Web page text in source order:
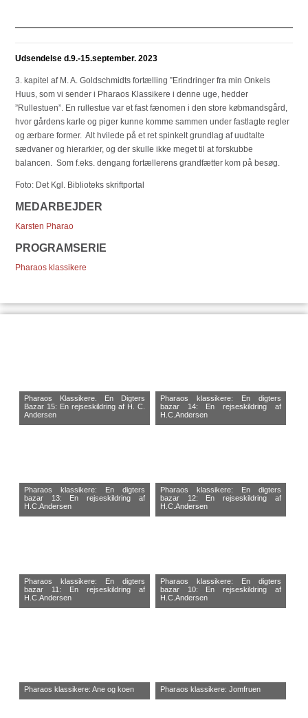
Udsendelse d.9.-15.september. 2023
3. kapitel af M. A. Goldschmidts fortælling ”Erindringer fra min Onkels
Huus, som vi sender i Pharaos Klassikere i denne uge, hedder
”Rullestuen”. En rullestue var et fast fænomen i den store købmandsgård,
hvor gårdens karle og piger kunne komme sammen under fastlagte regler
og ærbare former. Alt hvilede på et ret spinkelt grundlag af uudtalte
sædvaner og hierarkier, og der skulle ikke meget til at forskubbe
balancen. Som f.eks. dengang fortællerens grandfætter kom på besøg.
Foto: Det Kgl. Biblioteks skriftportal
MEDARBEJDER
Karsten Pharao
PROGRAMSERIE
Pharaos klassikere
Pharaos Klassikere. En Digters
Bazar 15: En rejseskildring af H. C.
Andersen
Pharaos klassikere: En digters
bazar 14: En rejseskildring af
H.C.Andersen
Pharaos klassikere: En digters
bazar 13: En rejseskildring af
H.C.Andersen
Pharaos klassikere: En digters
bazar 12: En rejseskildring af
H.C.Andersen
Pharaos klassikere: En digters
bazar 11: En rejseskildring af
H.C.Andersen
Pharaos klassikere: En digters
bazar 10: En rejseskildring af
H.C.Andersen
Pharaos klassikere: Ane og koen Pharaos klassikere: Jomfruen